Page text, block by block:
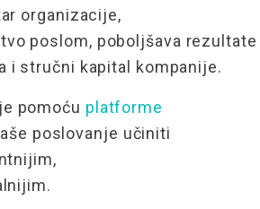
organizacije,
poslom, poboljšava rezultate
i stručni kapital kompanije.
pomoću platforme
poslovanje učiniti
.